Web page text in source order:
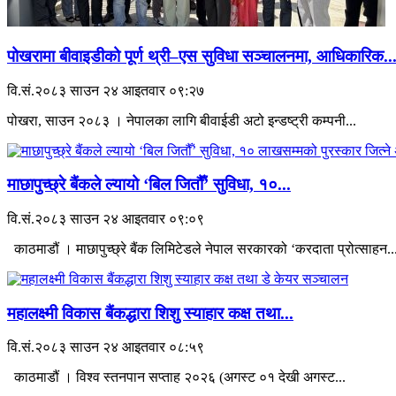
पोखरामा बीवाइडीको पूर्ण थ्री–एस सुविधा सञ्चालनमा, आधिकारिक...
वि.सं.२०८३ साउन २४ आइतवार ०९:२७
पोखरा, साउन २०८३ । नेपालका लागि बीवाईडी अटो इन्डष्ट्री कम्पनी...
माछापुच्छ्रे बैंकले ल्यायो ‘बिल जितौँ’ सुविधा, १०...
वि.सं.२०८३ साउन २४ आइतवार ०९:०९
काठमाडौं । माछापुच्छ्रे बैंक लिमिटेडले नेपाल सरकारको ‘करदाता
महालक्ष्मी विकास बैंकद्धारा शिशु स्याहार कक्ष तथा...
वि.सं.२०८३ साउन २४ आइतवार ०८:५९
काठमाडौं । विश्व स्तनपान सप्ताह २०२६ (अगस्ट ०१ देखी अगस्ट...